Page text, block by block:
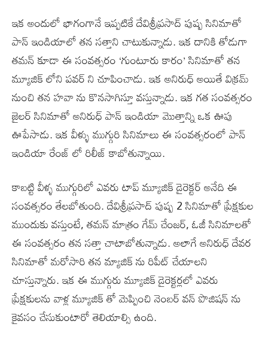
ఇక అందులో భాగంగానే ఇప్పటికే దేవిశ్రీప్రసాద్ పుష్ప సినిమాతో
పాన్ ఇండియాలో తన సత్తాని చాటుకున్నాడు. ఇక దానికి తోడుగా
తమన్ కూడా ఈ సంవత్సరం ‘గుంటూరు కారం’ సినిమాతో తన
మ్యూజిక్ లోని పవర్ ని చూపించాడు. ఇక అనిరుధ్ అయితే విక్రమ్
నుంచి తన హవా ను కొనసాగిస్తూ వస్తున్నాడు. ఇక గత సంవత్సరం
జైలర్ సినిమాతో అనిరుధ్ పాన్ ఇండియా మొత్తాన్ని ఒక ఊపు
ఊపేసాడు. ఇక వీళ్ళు ముగ్గురి సినిమాలు ఈ సంవత్సరంలో పాన్
ఇండియా రేంజ్ లో రిలీజ్ కాబోతున్నాయి.
కాబట్టి వీళ్ళ ముగ్గురిలో ఎవరు టాప్ మ్యూజిక్ డైరెక్టర్ అనేది ఈ
సంవత్సరం తేలబోతుంది. దేవిశ్రీప్రసాద్ పుష్ప 2 సినిమాతో ప్రేక్షకుల
ముందుకు వస్తుంటే, తమన్ మాత్రం గేమ్ చేంజర్, ఓజీ సినిమాలతో
ఈ సంవత్సరం తన సత్తా చాటాబోతున్నాడు. అలాగే అనిరుధ్ దేవర
సినిమాతో మరోసారి తన మ్యాజిక్ ను రిపీట్ చేయాలని
చూస్తున్నారు. ఇక ఈ ముగ్గురు మ్యూజిక్ డైరెక్టర్లలో ఎవరు
ప్రేక్షకులను వాళ్ల మ్యూజిక్ తో మెప్పించి నెంబర్ వన్ పొజిషన్ ను
కైవసం చేసుకుంటారో తెలియాల్సి ఉంది.